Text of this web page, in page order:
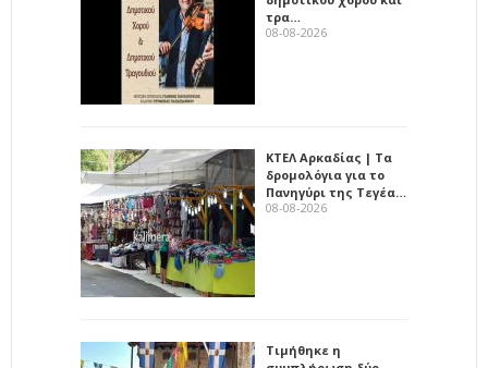
τρα…
08-08-2026
ΚΤΕΛ Αρκαδίας | Τα
δρομολόγια για το
Πανηγύρι της Τεγέα…
08-08-2026
Τιμήθηκε η